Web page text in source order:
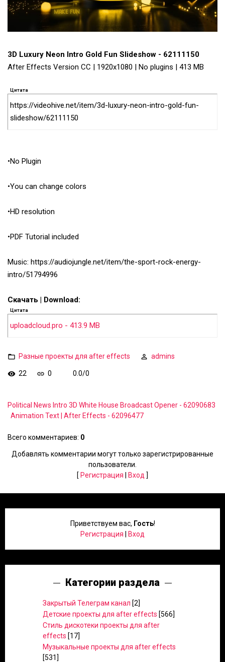
3D Luxury Neon Intro Gold Fun Slideshow - 62111150
After Effects Version CC | 1920x1080 | No plugins | 413 MB
Цитата
https://videohive.net/item/3d-luxury-neon-intro-gold-fun-
slideshow/62111150
•No Plugin
•You can change colors
•HD resolution
•PDF Tutorial included
Music: https://audiojungle.net/item/the-sport-rock-energy-
intro/51794996
Скачать | Download:
Цитата
uploadcloud.pro - 413.9 MB
Разные проекты для after effects admins
22 0 0.0/0
Political News Intro 3D White House Broadcast Opener - 62090683
Animation Text | After Effects - 62096477
Всего комментариев: 0
Добавлять комментарии могут только зарегистрированные
пользователи.
[ Регистрация Вход ]
Приветствуем вас, Гость!
Регистрация
Вход
Категории раздела
Закрытый Телеграм канал [2]
Детские проекты для after effects [566]
Стиль дискотеки проекты для after
effects [17]
Музыкальные проекты для after effects
[531]